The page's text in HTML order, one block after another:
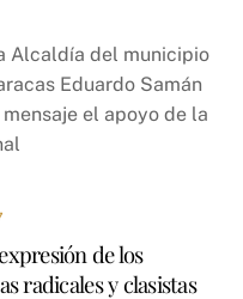
Alcaldía del municipio
Eduardo Samán
el apoyo de la
de los
radicales y clasistas